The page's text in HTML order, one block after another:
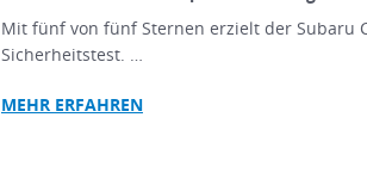
Mit fünf von fünf Sternen erzielt der Subaru
Sicherheitstest. …
MEHR ERFAHREN